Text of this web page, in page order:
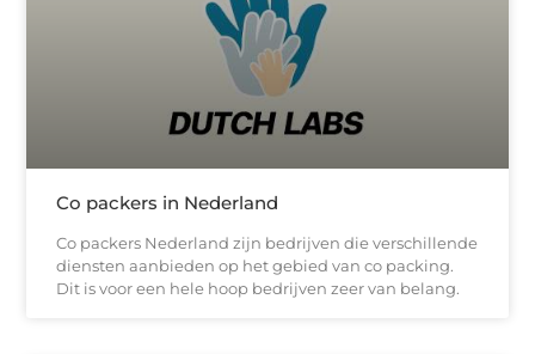
Co packers in Nederland
Co packers Nederland zijn bedrijven die verschillende
diensten aanbieden op het gebied van co packing.
Dit is voor een hele hoop bedrijven zeer van belang.